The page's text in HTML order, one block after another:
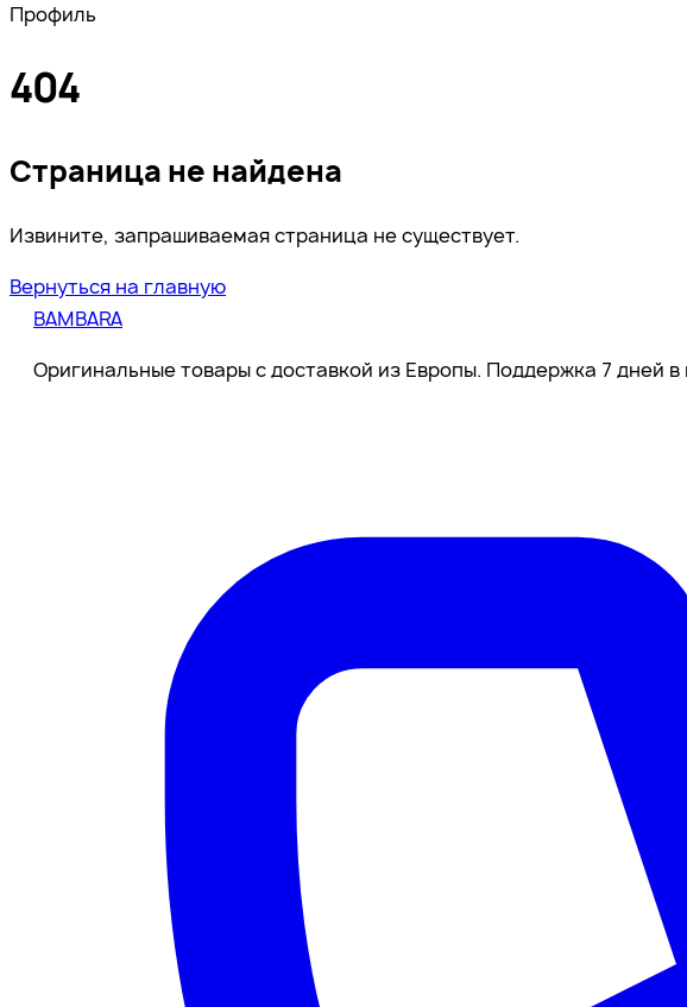
Профиль
404
Страница не найдена
Извините, запрашиваемая страница не существует.
Вернуться на главную
BAMBARA
Оригинальные товары с доставкой из Европы. Поддержка 7 дней в